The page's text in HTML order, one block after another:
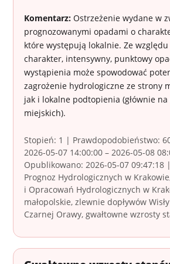
Komentarz: Ostrzeżenie wydane w
prognozowanymi opadami o
które występują lokalnie. Ze
charakter, intensywny, punktowy
wystąpienia może spowodować
zagrożenie hydrologiczne ze strony
jak i lokalne podtopienia (głównie
miejskich).
Stopień: 1 | Prawdopodobieństwo:
2026-05-07 14:00:00 – 2026-05-08
Opublikowano: 2026-05-07
Prognoz Hydrologicznych w
i Opracowań Hydrologicznych w
małopolskie, zlewnie dopływów
Czarnej Orawy, gwałtowne wzrosty